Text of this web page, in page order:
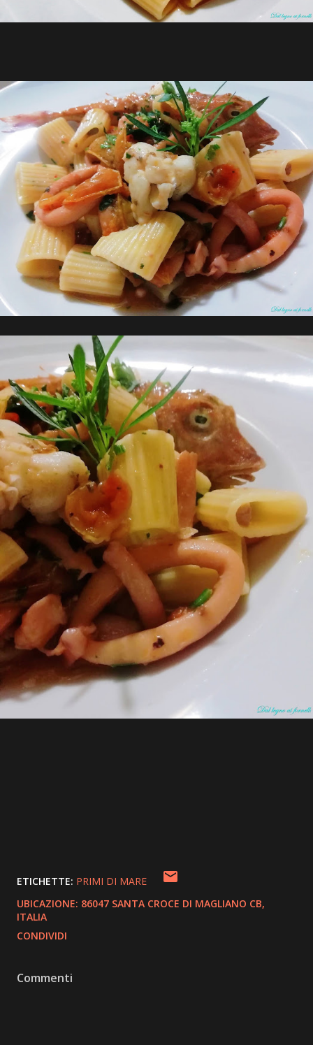
ETICHETTE: PRIMI DI MARE
UBICAZIONE: 86047 SANTA CROCE DI MAGLIANO CB,
ITALIA
CONDIVIDI
Commenti